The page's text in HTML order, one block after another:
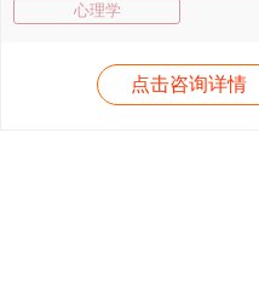
心理学
点击咨询详情